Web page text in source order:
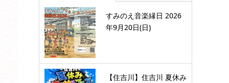
すみのえ音楽縁日 2026
年9月20日(日)
【住吉川】住吉川 夏休み